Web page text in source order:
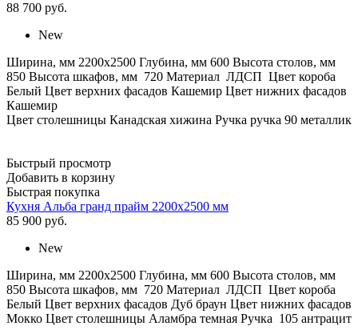
88 700 руб.
New
Ширина, мм 2200х2500 Глубина, мм 600 Высота столов, мм
850 Высота шкафов, мм 720 Материал ЛДСП Цвет короба
Белый Цвет верхних фасадов Кашемир Цвет нижних фасадов
Кашемир
Цвет столешницы Канадская хижина Ручка ручка 90 металлик
Быстрый просмотр
Добавить в корзину
Быстрая покупка
Кухня Альба гранд прайм 2200х2500 мм
85 900 руб.
New
Ширина, мм 2200х2500 Глубина, мм 600 Высота столов, мм
850 Высота шкафов, мм 720 Материал ЛДСП Цвет короба
Белый Цвет верхних фасадов Дуб браун Цвет нижних фасадов
Мокко Цвет столешницы Аламбра темная Ручка 105 антрацит